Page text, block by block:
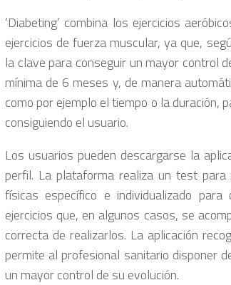
‘Diabeting’ combina los ejercicios
ejercicios de fuerza muscular, ya que,
la clave para conseguir un mayor control
mínima de 6 meses y, de manera
como por ejemplo el tiempo o la duración,
consiguiendo el usuario.
Los usuarios pueden descargarse la
perfil. La plataforma realiza un test
físicas específico e individualizado
ejercicios que, en algunos casos, se
correcta de realizarlos. La aplicación
permite al profesional sanitario disponer
un mayor control de su evolución.